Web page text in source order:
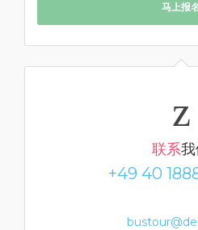
马上报
联系
+49 40